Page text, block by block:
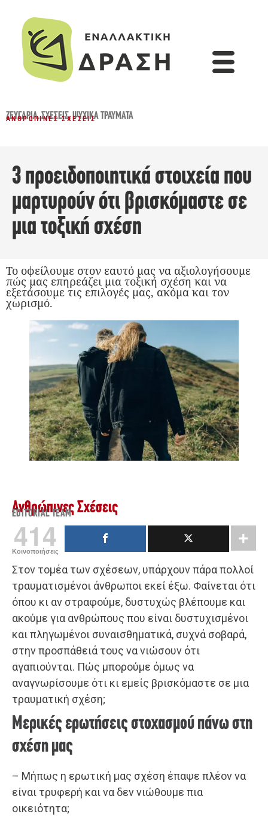
ΖΕΥΓΆΡΙΑ,ΣΧΈΣΕΙΣ,ΨΥΧΙΚΆ ΤΡΑΎΜΑΤΑ
ΑΝΘΡΏΠΙΝΕΣ ΣΧΈΣΕΙΣ
3 προειδοποιητικά στοιχεία που
μαρτυρούν ότι βρισκόμαστε σε
μια τοξική σχέση
Το οφείλουμε στον εαυτό μας να αξιολογήσουμε
πώς μας επηρεάζει μια τοξική σχέση και να
εξετάσουμε τις επιλογές μας, ακόμα και τον
χωρισμό.
Ανθρώπινες Σχέσεις
EDITORIAL TEAM
414
Κοινοποιήσεις
Στον τομέα των σχέσεων, υπάρχουν πάρα πολλοί
τραυματισμένοι άνθρωποι εκεί έξω. Φαίνεται ότι
όπου κι αν στραφούμε, δυστυχώς βλέπουμε και
ακούμε για ανθρώπους που είναι δυστυχισμένοι
και πληγωμένοι συναισθηματικά, συχνά σοβαρά,
στην προσπάθειά τους να νιώσουν ότι
αγαπιούνται. Πώς μπορούμε όμως να
αναγνωρίσουμε ότι κι εμείς βρισκόμαστε σε μια
τραυματική σχέση;
Μερικές ερωτήσεις στοχασμού πάνω στη
σχέση μας
– Μήπως η ερωτική μας σχέση έπαψε πλέον να
είναι τρυφερή και να δεν νιώθουμε πια
οικειότητα;